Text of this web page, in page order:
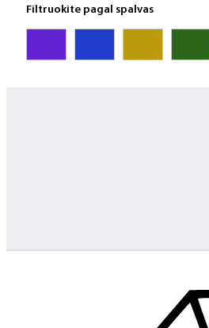
Filtruokite pagal spalvas
Jeigu turite klausimų ar iškilo